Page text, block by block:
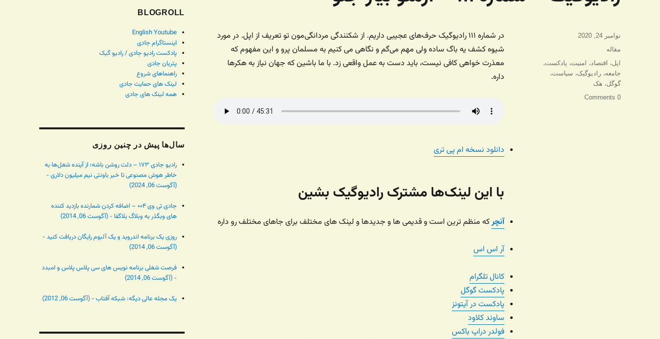
در شماره ۱۱۱ رادیوگیک حرف‌های عجیبی داریم. از شکنندگی مردانگی‌مون تو تعریف از اپل. در مورد
شیوه کشف یه باگ ساده ولی مهم می‌گم و نگاهی می کنیم به مسلمان پرو و این مفهوم که
معذرت خواهی کافی نیست، باید دست به عمل واقعی زد. با ما باشین که جهان نیاز به هکرها
داره.
دانلود نسخه ام پی تری
با این لینک‌ها مشترک رادیوگیک بشین
آنچرکه منظم ترین است و قدیمی ها و جدیدها و لینک های مختلف برای جاهای مختلف رو داره
آر اس اس
کانال تلگرام
پادکست گوگل
پادکست در آیتونز
ساوند کلاود
فولدر دراپ باکس
ارسال
شده
نوامبر 24, 2020
دسته‌ها
مقاله
برچسب‌ها
اپل، اقتصاد، امنیت، پادکست،
جامعه،رادیوگیک، سیاست،
گوگل، هک
0 Comments
BLOGROLL
English Youtube
اینستاگرام جادی
پادکست رادیو جادی / رادیو گیک
پتریان جادی
راهنماهای شروع
لینک های حمایت جادی
همه لینک های جادی
سال‌ها پیش در چنین روزی
رادیو جادی ۱۷۳ – دلت روشن باشه؛ از آینده شغل‌ها به
خاطر هوش مصنوعی تا خبر باونتی نیم میلیون دلاری -
(آگوست 06, 2024)
جادی تی وی ۰۰۴ – اضافه کردن شمارنده بازدید کننده
های وبگذر به وبلاگ بلاگفا - (آگوست 06, 2014)
روزی یک برنامه اندروید و یک آلبوم رایگان دریافت کنید -
(آگوست 06, 2014)
فرصت شغلی برنامه نویس های سی پلاس پلاس و امبدد
- (آگوست 06, 2014)
یک مجله عالی دیگه: شبکه آفتاب - (آگوست 06, 2012)